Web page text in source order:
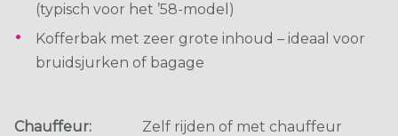
(typisch voor het ’58-model)
Kofferbak met zeer grote inhoud – ideaal voor
bruidsjurken of bagage
Chauffeur:
Zelf rijden of met chauffeur